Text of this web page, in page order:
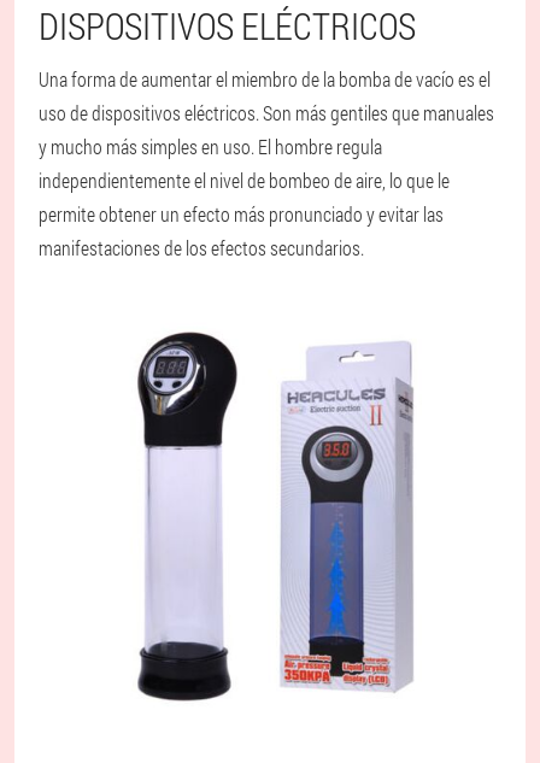
DISPOSITIVOS ELÉCTRICOS
Una forma de aumentar el miembro de la bomba de vacío es el
uso de dispositivos eléctricos. Son más gentiles que manuales
y mucho más simples en uso. El hombre regula
independientemente el nivel de bombeo de aire, lo que le
permite obtener un efecto más pronunciado y evitar las
manifestaciones de los efectos secundarios.